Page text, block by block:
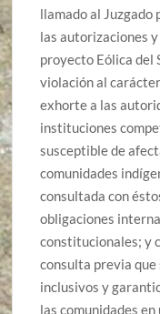
llamado al Juzgado
las autorizaciones
proyecto Eólica del
violación al
exhorte a las
instituciones
susceptible de
comunidades
consultada con
obligaciones
constitucionales; y
consulta previa que
inclusivos y
las comunidades